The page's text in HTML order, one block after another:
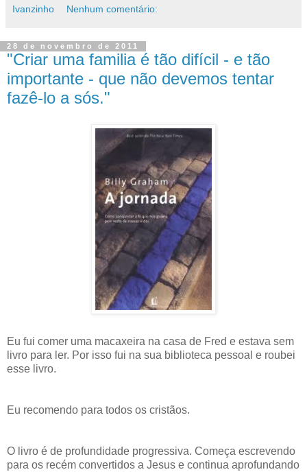
Ivanzinho Nenhum comentário:
28 de novembro de 2011
"Criar uma familia é tão difícil - e tão
importante - que não devemos tentar
fazê-lo a sós."
Eu fui comer uma macaxeira na casa de Fred e estava sem
livro para ler. Por isso fui na sua biblioteca pessoal e roubei
esse livro.
Eu recomendo para todos os cristãos.
O livro é de profundidade progressiva. Começa escrevendo
para os recém convertidos a Jesus e continua aprofundando